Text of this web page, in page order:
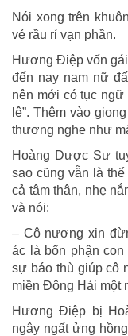
Nói xong trên
vẻ rầu rỉ vạn phần.
Hương Điệp vốn
đến nay nam nữ
nên mới có tục ngữ
lệ”. Thêm vào
thương nghe như
Hoàng Dược Sư
sao cũng vẫn là
cả tâm thân, nhẹ
và nói:
– Cô nương xin
ác là bổn phận
sự báo thù giúp cô
miền Đông Hải một
Hương Điệp bị
ngây ngất ửng